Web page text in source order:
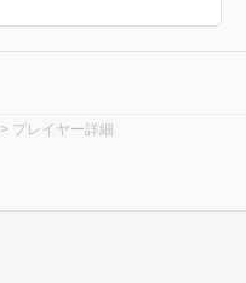
> プレイヤー詳細